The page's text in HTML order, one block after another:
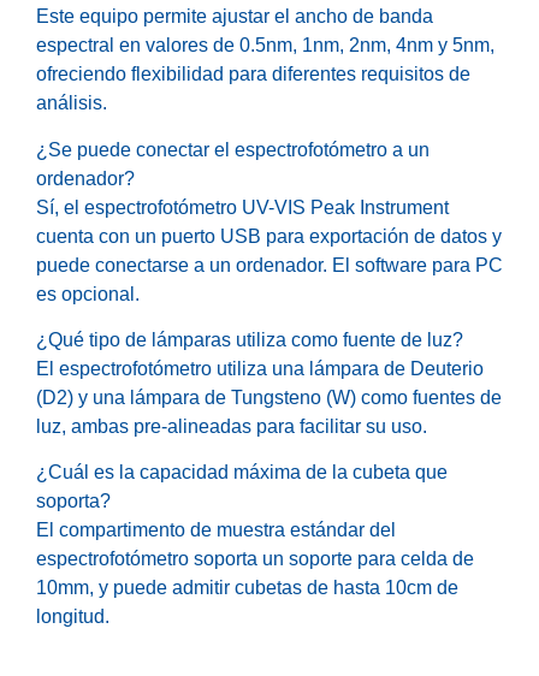
Este equipo permite ajustar el ancho de banda
espectral en valores de 0.5nm, 1nm, 2nm, 4nm y 5nm,
ofreciendo flexibilidad para diferentes requisitos de
análisis.
¿Se puede conectar el espectrofotómetro a un
ordenador?
Sí, el espectrofotómetro UV-VIS Peak Instrument
cuenta con un puerto USB para exportación de datos y
puede conectarse a un ordenador. El software para PC
es opcional.
¿Qué tipo de lámparas utiliza como fuente de luz?
El espectrofotómetro utiliza una lámpara de Deuterio
(D2) y una lámpara de Tungsteno (W) como fuentes de
luz, ambas pre-alineadas para facilitar su uso.
¿Cuál es la capacidad máxima de la cubeta que
soporta?
El compartimento de muestra estándar del
espectrofotómetro soporta un soporte para celda de
10mm, y puede admitir cubetas de hasta 10cm de
longitud.